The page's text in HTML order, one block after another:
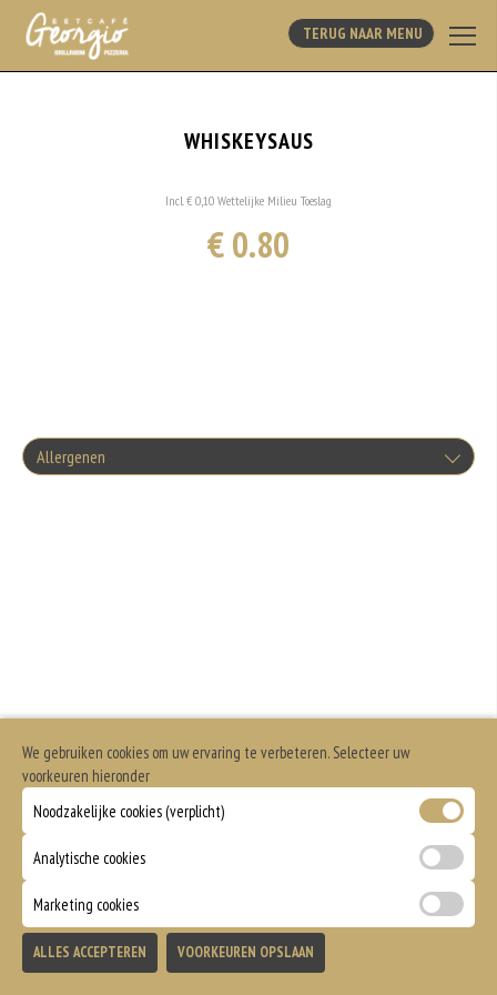
TERUG NAAR MENU
WHISKEYSAUS
Incl. € 0,10 Wettelijke Milieu Toeslag
€ 0.80
Allergenen
We gebruiken cookies om uw ervaring te verbeteren. Selecteer uw
voorkeuren hieronder
Noodzakelijke cookies (verplicht)
Analytische cookies
Marketing cookies
ALLES ACCEPTEREN VOORKEUREN OPSLAAN